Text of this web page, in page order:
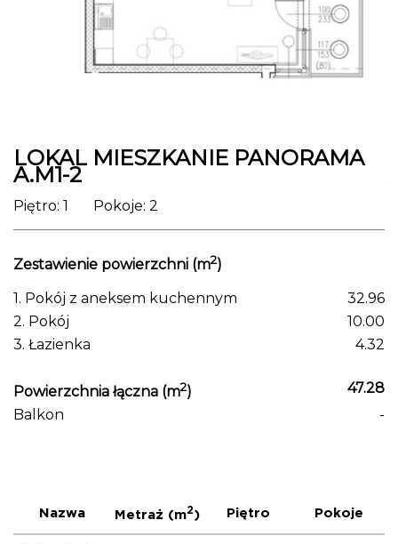
LOKAL MIESZKANIE PANORAMA
A.M1-2
Piętro: 1 Pokoje: 2
Zestawienie powierzchni (m2)
1. Pokój z aneksem kuchennym
32.96
2. Pokój
10.00
3. Łazienka
4.32
Powierzchnia łączna (m2)
47.28
Balkon
-
Nazwa Metraż (m2) Piętro Pokoje